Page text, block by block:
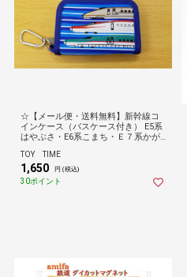
☆【メール便・送料無料】新幹線コ
インケース（パスケース付き） E5系
はやぶさ・E6系こまち・Ｅ７系かが
TOY TIME
1,650 円 (税込)
30ポイント